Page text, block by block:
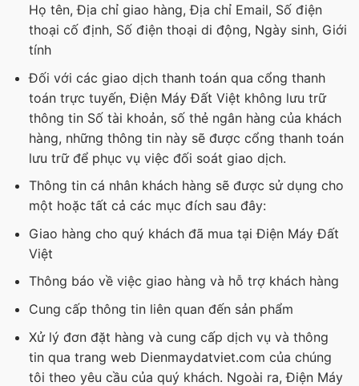
Họ tên, Địa chỉ giao hàng, Địa chỉ Email, Số điện
thoại cố định, Số điện thoại di động, Ngày sinh, Giới
tính
Đối với các giao dịch thanh toán qua cổng thanh
toán trực tuyến, Điện Máy Đất Việt không lưu trữ
thông tin Số tài khoản, số thẻ ngân hàng của khách
hàng, những thông tin này sẽ được cổng thanh toán
lưu trữ để phục vụ việc đối soát giao dịch.
Thông tin cá nhân khách hàng sẽ được sử dụng cho
một hoặc tất cả các mục đích sau đây:
Giao hàng cho quý khách đã mua tại Điện Máy Đất
Việt
Thông báo về việc giao hàng và hỗ trợ khách hàng
Cung cấp thông tin liên quan đến sản phẩm
Xử lý đơn đặt hàng và cung cấp dịch vụ và thông
tin qua trang web Dienmaydatviet.com của chúng
tôi theo yêu cầu của quý khách. Ngoài ra, Điện Máy